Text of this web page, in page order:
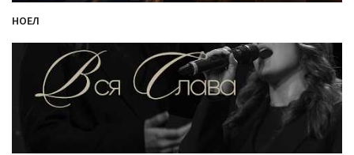
НОЕЛ